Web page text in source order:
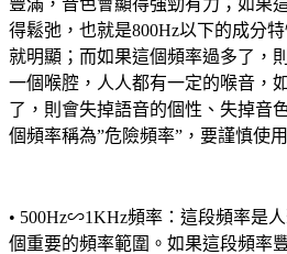
得鬆弛，也就是800Hz以下的成分
就明顯；而如果這個頻率過多了，
一個喉腔，人人都有一定的喉音，
了，則會失掉語音的個性、失掉音
個頻率稱為”危險頻率”，要謹慎使用
• 500Hz∽1KHz頻率：這段頻率是
個重要的頻率範圍。如果這段頻率